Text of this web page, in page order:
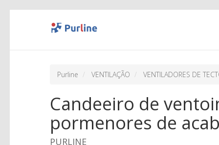
Purline VENTILAÇÃO VENTILADORES DE
Candeeiro de
pormenores de
PURLINE